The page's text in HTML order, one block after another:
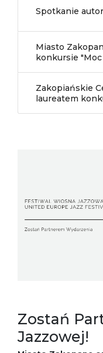
Spotkanie
Miasto
konkursie "Moc
Zakopiańskie
laureatem
Zostań
Jazzowej!